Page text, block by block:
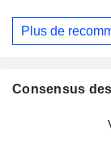
Plus de
Consensus